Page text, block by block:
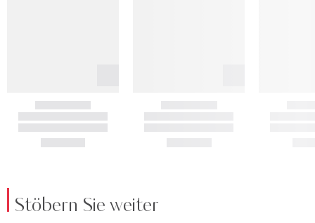
Stöbern Sie weiter